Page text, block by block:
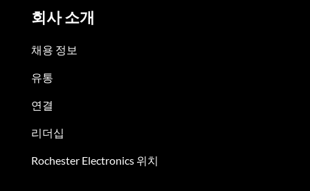
회사 소개
채용 정보
유통
연결
리더십
Rochester Electronics 위치